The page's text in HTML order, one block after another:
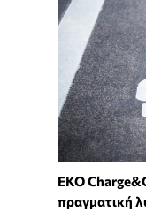
EKO
πραγματική